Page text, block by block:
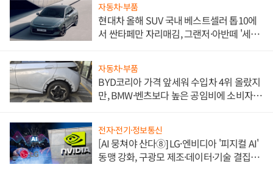
자동차·부품
현대차 올해 SUV 국내 베스트셀러 톱10에
서 싼타페만 자리매김, 그랜저·아반떼 '세단
자동차·부품
BYD코리아 가격 앞세워 수입차 4위 올랐지
만, BMW·벤츠보다 높은 공임비에 소비자
전자·전기·정보통신
[AI 뭉쳐야 산다⑧] LG·엔비디아 '피지컬 AI'
동맹 강화, 구광모 제조·데이터·기술 결집